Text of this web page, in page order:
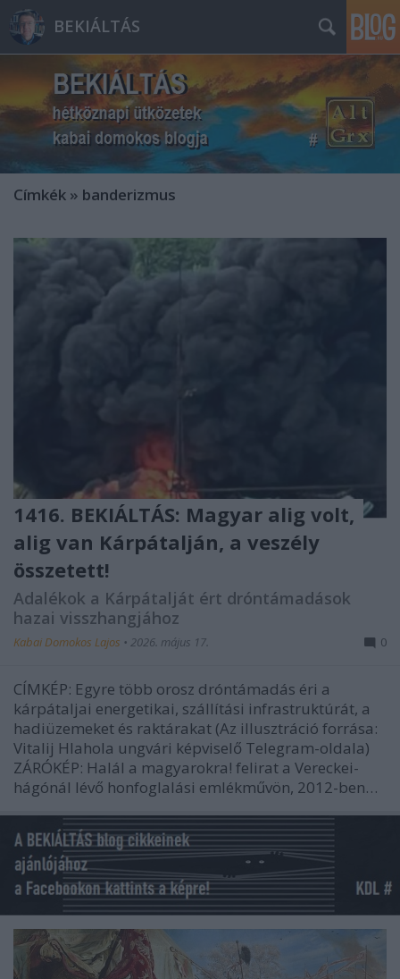
BEKIÁLTÁS
Címkék » banderizmus
1416. BEKIÁLTÁS: Magyar alig volt,
alig van Kárpátalján, a veszély
összetett!
Adalékok a Kárpátalját ért dróntámadások
hazai visszhangjához
Kabai Domokos Lajos • 2026. május 17. 0
CÍMKÉP: Egyre több orosz dróntámadás éri a
kárpátaljai energetikai, szállítási infrastruktúrát, a
hadiüzemeket és raktárakat (Az illusztráció forrása:
Vitalij Hlahola ungvári képviselő Telegram-oldala)
ZÁRÓKÉP: Halál a magyarokra! felirat a Vereckei-
hágónál lévő honfoglalási emlékművön, 2012-ben…